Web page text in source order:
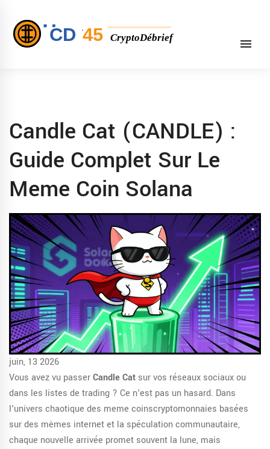
Candle Cat (CANDLE) :
Guide Complet Sur Le
Meme Coin Solana
juin, 13 2026
Vous avez vu passerCandle Cat sur vos réseaux sociaux ou
dans les listes de trading ? Ce n'est pas un hasard. Dans
l'univers chaotique des meme coinscryptomonnaies basées
sur des mèmes internet et la spéculation communautaire,
chaque nouvelle arrivée promet souvent la lune, mais